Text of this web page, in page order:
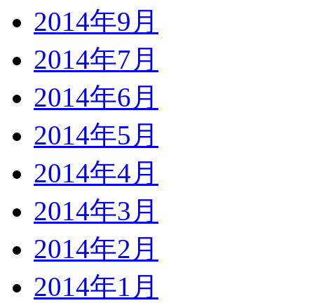
2014年9月
2014年7月
2014年6月
2014年5月
2014年4月
2014年3月
2014年2月
2014年1月